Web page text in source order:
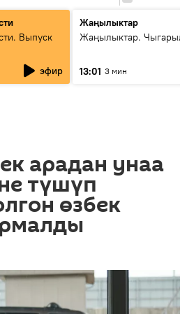
Выпуск
эфир
Жаңылыктар
Жаңылыктар.
13:01 3 мин
арадан унаа
түшүп
өзбек